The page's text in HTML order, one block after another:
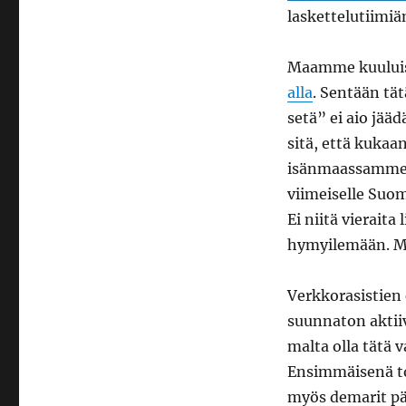
Maamme
alla. Sentään
setä” ei aio
sitä, että
viimeiselle
Ei niitä vieraita
hymyilemään.
Verkkorasistien
suunnaton
malta olla tätä
Ensimmäisenä
myös demarit